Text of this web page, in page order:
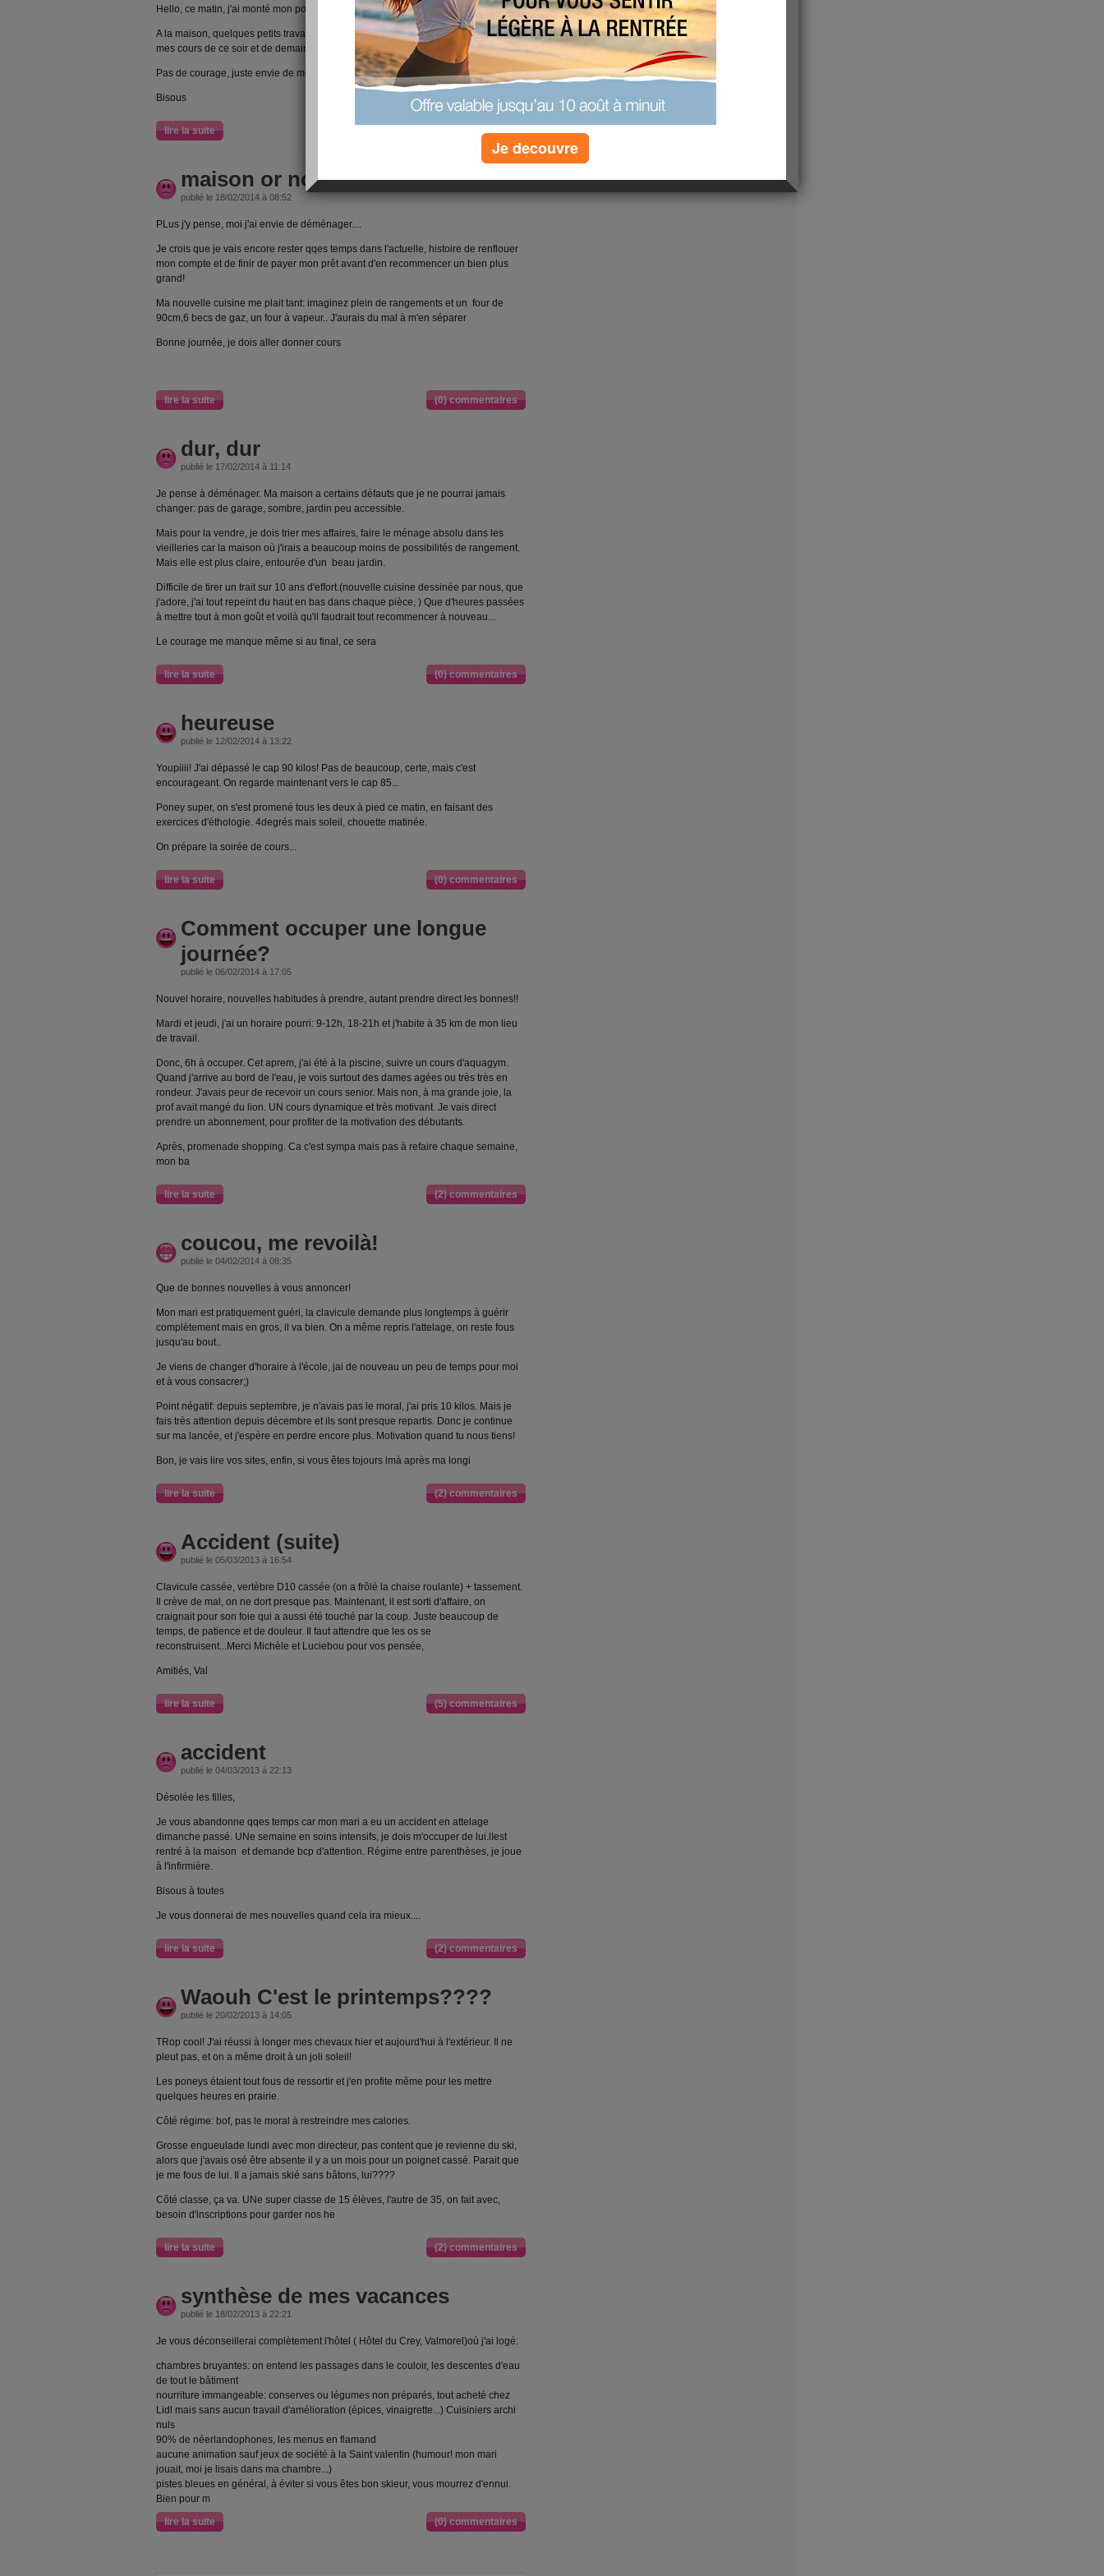
Hello, ce matin, j'ai monté mon poney, il était cool. J'ai fait les boxes.
A la maison, quelques petits travaux( joints de la cuisine). Maintenant, je prépare
mes cours de ce soir et de demain. Pas vraiment envie d'aller travailler ce soir...
Pas de courage, juste envie de mon fauteuil...
Bisous
lire la suite (0) commentaires
maison or not maison
publié le 18/02/2014 à 08:52
PLus j'y pense, moi j'ai envie de déménager....
Je crois que je vais encore rester qqes temps dans l'actuelle, histoire de renflouer
mon compte et de finir de payer mon prêt avant d'en recommencer un bien plus
grand!
Ma nouvelle cuisine me plait tant: imaginez plein de rangements et un four de
90cm,6 becs de gaz, un four à vapeur.. J'aurais du mal à m'en séparer
Bonne journée, je dois aller donner cours
lire la suite (0) commentaires
dur, dur
publié le 17/02/2014 à 11:14
Je pense à déménager. Ma maison a certains défauts que je ne pourrai jamais
changer: pas de garage, sombre, jardin peu accessible.
Mais pour la vendre, je dois trier mes affaires, faire le ménage absolu dans les
vieilleries car la maison où j'irais a beaucoup moins de possibilités de rangement.
Mais elle est plus claire, entourée d'un beau jardin.
Difficile de tirer un trait sur 10 ans d'effort.(nouvelle cuisine dessinée par nous, que
j'adore, j'ai tout repeint du haut en bas dans chaque pièce, ) Que d'heures passées
à mettre tout à mon goût et voilà qu'il faudrait tout recommencer à nouveau...
Le courage me manque même si au final, ce sera
lire la suite (0) commentaires
heureuse
publié le 12/02/2014 à 13:22
Youpiiii! J'ai dépassé le cap 90 kilos! Pas de beaucoup, certe, mais c'est
encourageant. On regarde maintenant vers le cap 85...
Poney super, on s'est promené tous les deux à pied ce matin, en faisant des
exercices d'éthologie. 4degrés mais soleil, chouette matinée.
On prépare la soirée de cours...
lire la suite (0) commentaires
Comment occuper une longue
journée?
publié le 06/02/2014 à 17:05
Nouvel horaire, nouvelles habitudes à prendre, autant prendre direct les bonnes!!
Mardi et jeudi, j'ai un horaire pourri: 9-12h, 18-21h et j'habite à 35 km de mon lieu
de travail.
Donc, 6h à occuper. Cet aprem, j'ai été à la piscine, suivre un cours d'aquagym.
Quand j'arrive au bord de l'eau, je vois surtout des dames agées ou très très en
rondeur. J'avais peur de recevoir un cours senior. Mais non, à ma grande joie, la
prof avait mangé du lion. UN cours dynamique et très motivant. Je vais direct
prendre un abonnement, pour profiter de la motivation des débutants.
Après, promenade shopping. Ca c'est sympa mais pas à refaire chaque semaine,
mon ba
lire la suite (2) commentaires
coucou, me revoilà!
publié le 04/02/2014 à 08:35
Que de bonnes nouvelles à vous annoncer!
Mon mari est pratiquement guéri, la clavicule demande plus longtemps à guérir
complètement mais en gros, il va bien. On a même repris l'attelage, on reste fous
jusqu'au bout..
Je viens de changer d'horaire à l'école, jai de nouveau un peu de temps pour moi
et à vous consacrer;)
Point négatif: depuis septembre, je n'avais pas le moral, j'ai pris 10 kilos. Mais je
fais très attention depuis décembre et ils sont presque repartis. Donc je continue
sur ma lancée, et j'espère en perdre encore plus. Motivation quand tu nous tiens!
Bon, je vais lire vos sites, enfin, si vous êtes tojours lmà après ma longi
lire la suite (2) commentaires
Accident (suite)
publié le 05/03/2013 à 16:54
Clavicule cassée, vertèbre D10 cassée (on a frôlé la chaise roulante) + tassement.
Il crève de mal, on ne dort presque pas. Maintenant, il est sorti d'affaire, on
craignait pour son foie qui a aussi été touché par la coup. Juste beaucoup de
temps, de patience et de douleur. Il faut attendre que les os se
reconstruisent...Merci Michèle et Luciebou pour vos pensée,
Amitiés, Val
lire la suite (5) commentaires
accident
publié le 04/03/2013 à 22:13
Désolée les filles,
Je vous abandonne qqes temps car mon mari a eu un accident en attelage
dimanche passé. UNe semaine en soins intensifs, je dois m'occuper de lui.lIest
rentré à la maison et demande bcp d'attention. Régime entre parenthèses, je joue
à l'infirmière.
Bisous à toutes
Je vous donnerai de mes nouvelles quand cela ira mieux....
lire la suite (2) commentaires
Waouh C'est le printemps????
publié le 20/02/2013 à 14:05
TRop cool! J'ai réussi à longer mes chevaux hier et aujourd'hui à l'extérieur. Il ne
pleut pas, et on a même droit à un joli soleil!
Les poneys étaient tout fous de ressortir et j'en profite même pour les mettre
quelques heures en prairie.
Côté régime: bof, pas le moral à restreindre mes calories.
Grosse engueulade lundi avec mon directeur, pas content que je revienne du ski,
alors que j'avais osé être absente il y a un mois pour un poignet cassé. Parait que
je me fous de lui. Il a jamais skié sans bâtons, lui????
Côté classe, ça va. UNe super classe de 15 élèves, l'autre de 35, on fait avec,
besoin d'inscriptions pour garder nos he
lire la suite (2) commentaires
synthèse de mes vacances
publié le 18/02/2013 à 22:21
Je vous déconseillerai complètement l'hôtel ( Hôtel du Crey, Valmorel)où j'ai logé:
chambres bruyantes: on entend les passages dans le couloir, les descentes d'eau
de tout le bâtiment
nourriture immangeable: conserves ou légumes non préparés, tout acheté chez
Lidl mais sans aucun travail d'amélioration (épices, vinaigrette...) Cuisiniers archi
nuls
90% de néerlandophones, les menus en flamand
aucune animation sauf jeux de société à la Saint valentin (humour! mon mari
jouait, moi je lisais dans ma chambre...)
pistes bleues en général, à éviter si vous êtes bon skieur, vous mourrez d'ennui.
Bien pour m
lire la suite
(0) commentaires
Je decouvre